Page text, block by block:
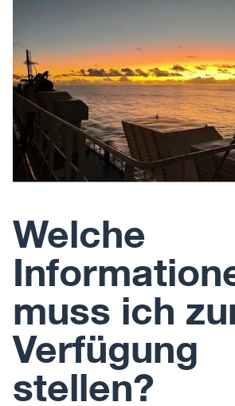
Welche
muss ich
Verfügung
stellen?